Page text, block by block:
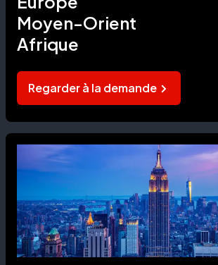
Moyen-Orient
Afrique
Regarder à la demande